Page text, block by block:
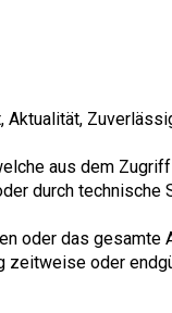
Aktualität,
aus dem
durch technische
oder das gesamte
zeitweise oder